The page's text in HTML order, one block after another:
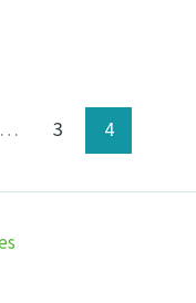
… 3 4